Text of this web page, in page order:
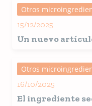
Otros
15/12/2025
Un nuevo
microbioma
perros
Otros
16/10/2025
El ingrediente